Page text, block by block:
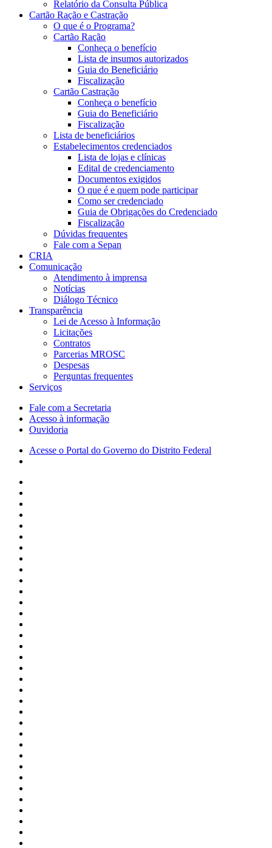
Relatório da Consulta Pública
Cartão Ração e Castração
O que é o Programa?
Cartão Ração
Conheça o benefício
Lista de insumos autorizados
Guia do Beneficiário
Fiscalização
Cartão Castração
Conheça o benefício
Guia do Beneficiário
Fiscalização
Lista de beneficiários
Estabelecimentos credenciados
Lista de lojas e clínicas
Edital de credenciamento
Documentos exigidos
O que é e quem pode participar
Como ser credenciado
Guia de Obrigações do Credenciado
Fiscalização
Dúvidas frequentes
Fale com a Sepan
CRIA
Comunicação
Atendimento à imprensa
Notícias
Diálogo Técnico
Transparência
Lei de Acesso à Informação
Licitações
Contratos
Parcerias MROSC
Despesas
Perguntas frequentes
Serviços
Fale com a Secretaria
Acesso à informação
Ouvidoria
Acesse o Portal do Governo do Distrito Federal